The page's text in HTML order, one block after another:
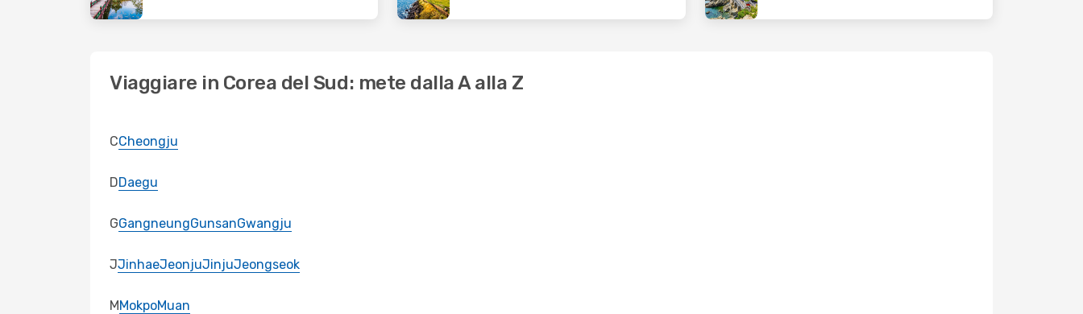
Viaggiare in Corea del Sud: mete dalla A alla Z
CCheongju
DDaegu
GGangneungGunsanGwangju
JJinhaeJeonjuJinjuJeongseok
MMokpoMuan